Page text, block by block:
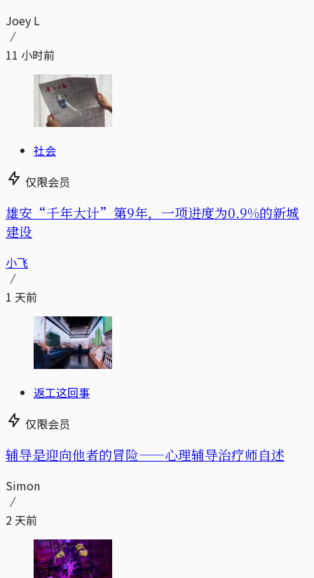
Joey L
11 小时前
社会
仅限会员
雄安“千年大计”第9年，一项进度为0.9%的新城
建设
小飞
1 天前
返工这回事
仅限会员
辅导是迎向他者的冒险——心理辅导治疗师自述
Simon
2 天前